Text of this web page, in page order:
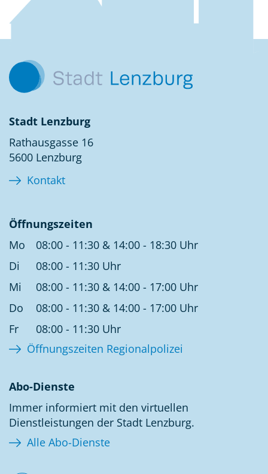
Stadt Lenzburg
Rathausgasse 16
5600 Lenzburg
Kontakt
Öffnungszeiten
Mo
08:00 - 11:30 & 14:00 - 18:30 Uhr
Di
08:00 - 11:30 Uhr
Mi
08:00 - 11:30 & 14:00 - 17:00 Uhr
Do
08:00 - 11:30 & 14:00 - 17:00 Uhr
Fr
08:00 - 11:30 Uhr
Öffnungszeiten Regionalpolizei
Abo-Dienste
Immer informiert mit den virtuellen
Dienstleistungen der Stadt Lenzburg.
Alle Abo-Dienste